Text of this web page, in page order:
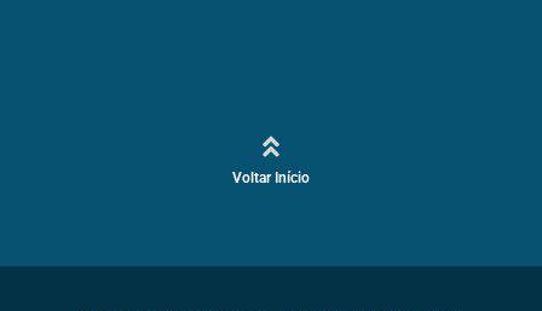
Voltar Início